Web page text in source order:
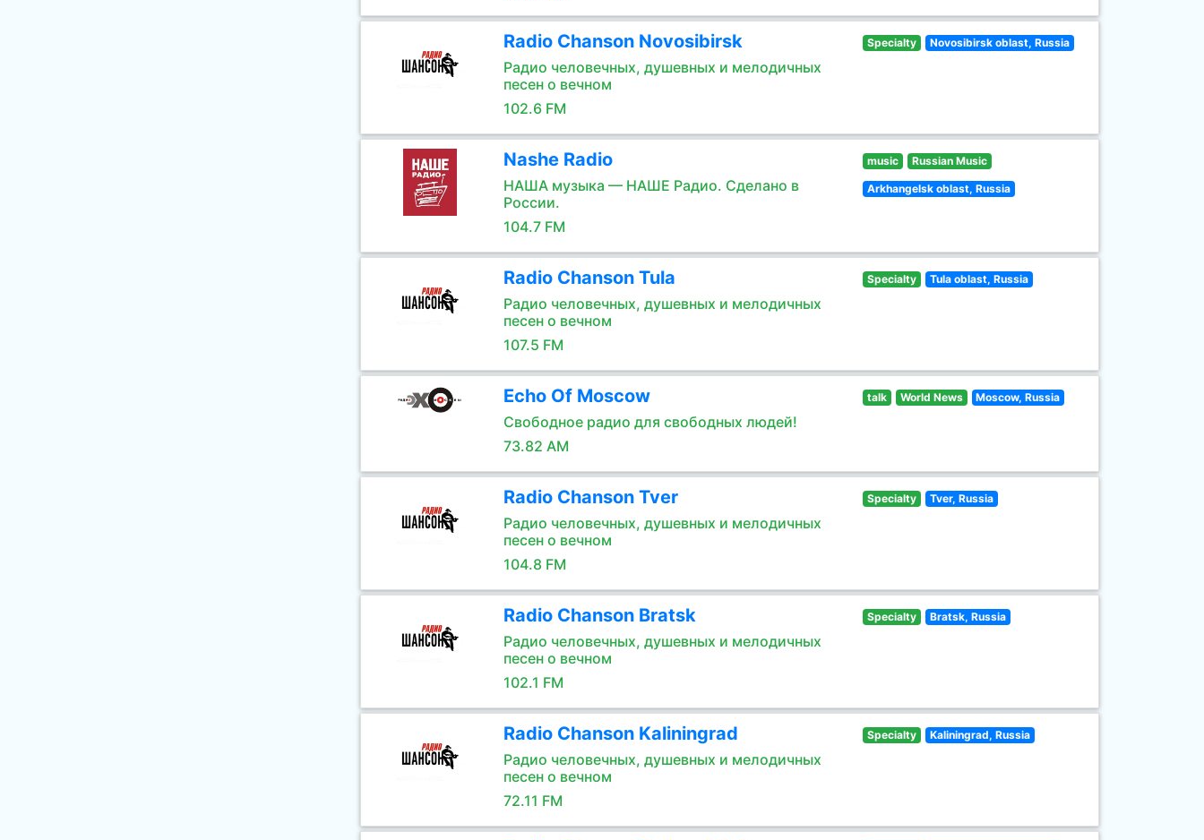
Radio Chanson Novosibirsk
Радио человечных, душевных и мелодичных
песен о вечном
102.6 FM
Specialty Novosibirsk oblast, Russia
Nashe Radio
НАША музыка — НАШЕ Радио. Сделано в
России.
104.7 FM
music Russian Music
Arkhangelsk oblast, Russia
Radio Chanson Tula
Радио человечных, душевных и мелодичных
песен о вечном
107.5 FM
Specialty Tula oblast, Russia
Echo Of Moscow
Свободное радио для свободных людей!
73.82 AM
talk World News Moscow, Russia
Radio Chanson Tver
Радио человечных, душевных и мелодичных
песен о вечном
104.8 FM
Specialty Tver, Russia
Radio Chanson Bratsk
Радио человечных, душевных и мелодичных
песен о вечном
102.1 FM
Specialty Bratsk, Russia
Radio Chanson Kaliningrad
Радио человечных, душевных и мелодичных
песен о вечном
72.11 FM
Specialty Kaliningrad, Russia